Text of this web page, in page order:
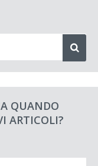
QUANDO
ARTICOLI?